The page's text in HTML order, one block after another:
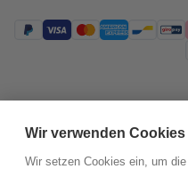
Wir verwenden Cookies
Wir setzen Cookies ein, um